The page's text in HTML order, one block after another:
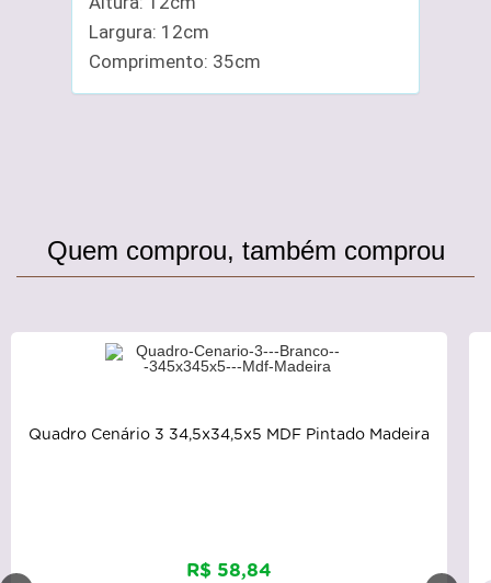
Largura: 12cm
Comprimento: 35cm
Quem comprou, também comprou
Quadro Cenário 3 34,5x34,5x5 MDF Pintado Madeira
R$ 58,84